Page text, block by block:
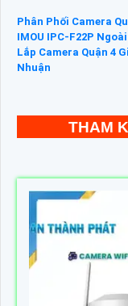
Phân Phối Camera
IMOU IPC-F22P
Lắp Camera Quận 4
Nhuận
THAM